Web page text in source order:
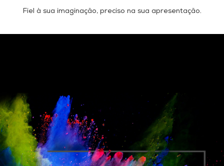
Fiel à sua imaginação, preciso na sua apresentação.